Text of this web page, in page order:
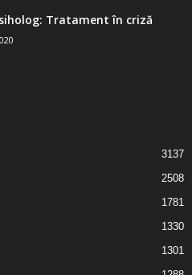
Tratament în criză
3137
2508
1781
1330
1301